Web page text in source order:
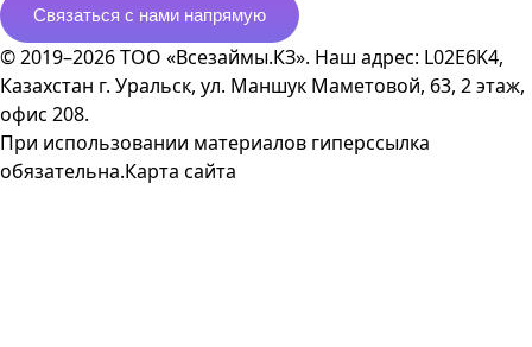
Связаться с нами напрямую
© 2019–2026 ТОО «Всезаймы.КЗ». Наш адрес: L02E6K4,
Казахстан г. Уральск, ул. Маншук Маметовой, 63, 2 этаж,
офис 208.
При использовании материалов гиперссылка
обязательна.Карта сайта